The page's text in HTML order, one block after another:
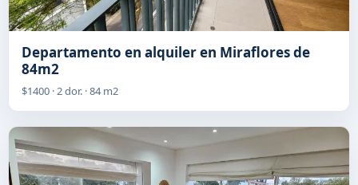
Departamento en alquiler en Miraflores de
84m2
$1400 · 2 dor. · 84 m2